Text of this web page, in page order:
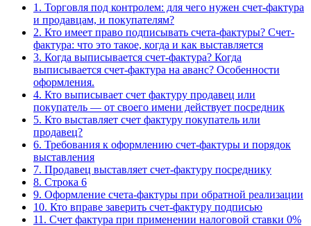
1. Торговля под контролем: для чего нужен счет-фактура
и продавцам, и покупателям?
2. Кто имеет право подписывать счета-фактуры? Счет-
фактура: что это такое, когда и как выставляется
3. Когда выписывается счет-фактура? Когда
выписывается счет-фактура на аванс? Особенности
оформления.
4. Кто выписывает счет фактуру продавец или
покупатель — от своего имени действует посредник
5. Кто выставляет счет фактуру покупатель или
продавец?
6. Требования к оформлению счет-фактуры и порядок
выставления
7. Продавец выставляет счет-фактуру посреднику
8. Строка 6
9. Оформление счета-фактуры при обратной реализации
10. Кто вправе заверить счет-фактуру подписью
11. Счет фактура при применении налоговой ставки 0%